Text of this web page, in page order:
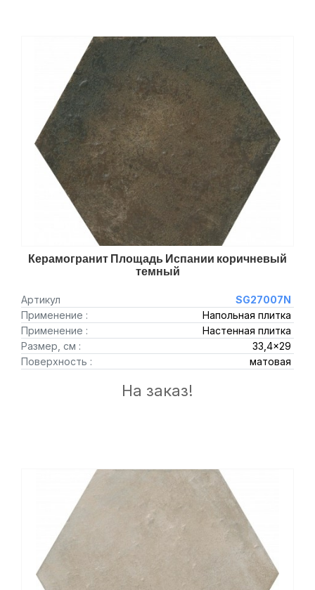
Керамогранит Площадь Испании коричневый
темный
Артикул
SG27007N
Применение :
Напольная плитка
Применение :
Настенная плитка
Размер, см :
33,4x29
Поверхность :
матовая
На заказ!